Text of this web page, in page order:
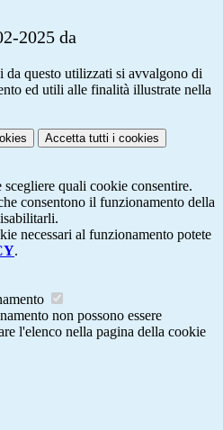
2025 da
da questo utilizzati si avvalgono di
ed utili alle finalità illustrate nella
Accetta tutti i cookies
scegliere quali cookie consentire.
consentono il funzionamento della
necessari al funzionamento potete
.
non possono essere
l'elenco nella pagina della cookie